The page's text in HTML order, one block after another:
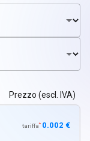
Prezzo (escl. IVA)
tariffa* 0.002 €